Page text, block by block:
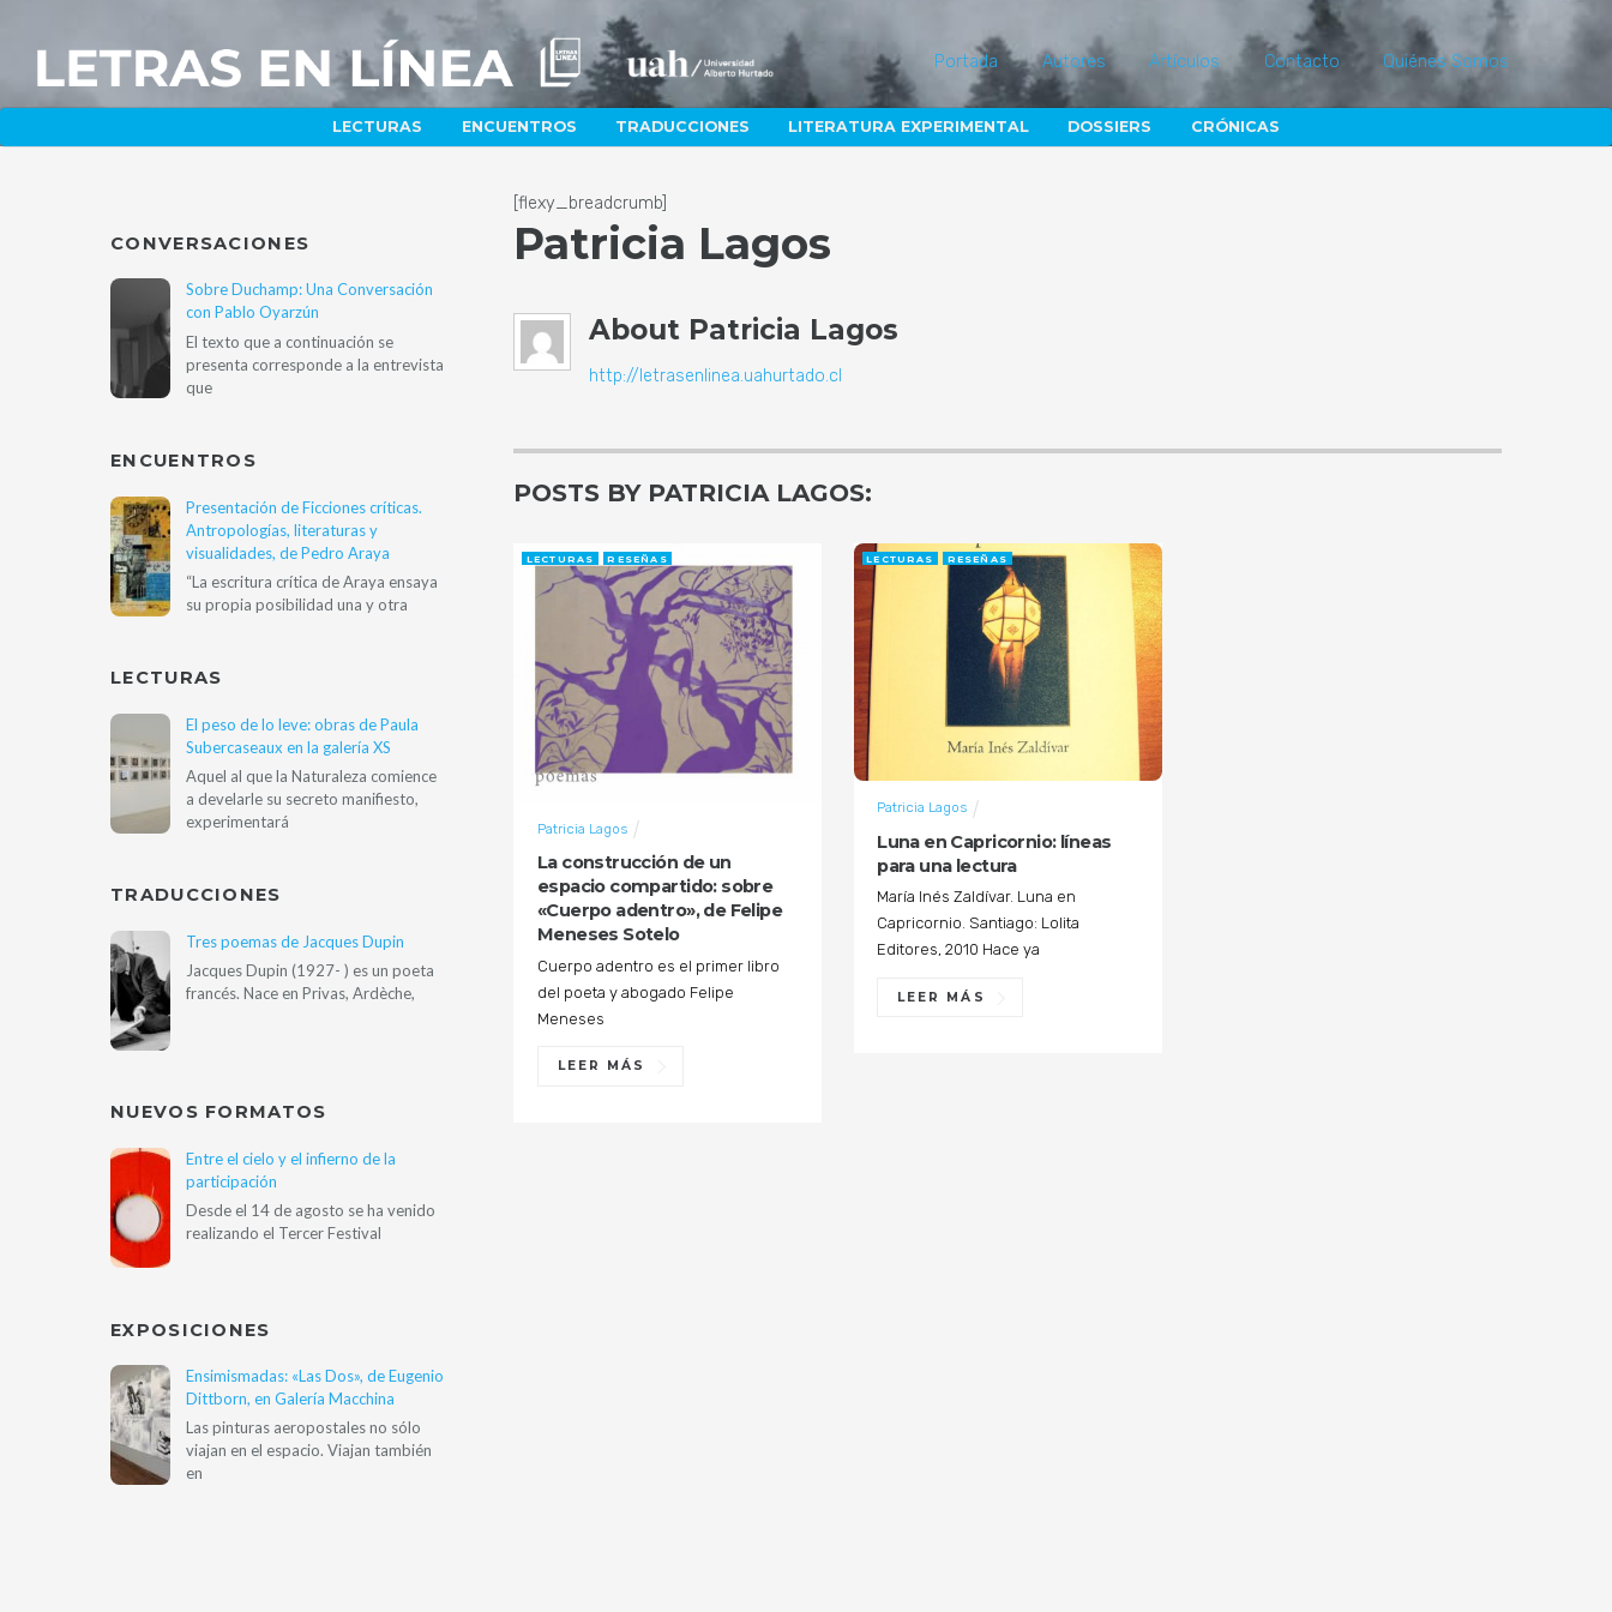
Portada Autores Artículos Contacto Quiénes Somos
LECTURAS ENCUENTROS TRADUCCIONES LITERATURA EXPERIMENTAL DOSSIERS CRÓNICAS
[flexy_breadcrumb]
Patricia Lagos
About Patricia Lagos
http://letrasenlinea.uahurtado.cl
POSTS BY PATRICIA LAGOS:
La construcción de un
espacio compartido: sobre
«Cuerpo adentro», de Felipe
Meneses Sotelo
Patricia Lagos
LECTURAS RESEÑAS
Cuerpo adentro es el primer libro
del poeta y abogado Felipe
Meneses
LEER MÁS
Luna en Capricornio: líneas
para una lectura
Patricia Lagos
LECTURAS RESEÑAS
María Inés Zaldívar. Luna en
Capricornio. Santiago: Lolita
Editores, 2010 Hace ya
LEER MÁS
CONVERSACIONES
Sobre Duchamp: Una Conversación
con Pablo Oyarzún
El texto que a continuación se
presenta corresponde a la entrevista
que
ENCUENTROS
Presentación de Ficciones críticas.
Antropologías, literaturas y
visualidades, de Pedro Araya
“La escritura crítica de Araya ensaya
su propia posibilidad una y otra
LECTURAS
El peso de lo leve: obras de Paula
Subercaseaux en la galería XS
Aquel al que la Naturaleza comience
a develarle su secreto manifiesto,
experimentará
TRADUCCIONES
Tres poemas de Jacques Dupin
Jacques Dupin (1927- ) es un poeta
francés. Nace en Privas, Ardèche,
NUEVOS FORMATOS
Entre el cielo y el infierno de la
participación
Desde el 14 de agosto se ha venido
realizando el Tercer Festival
EXPOSICIONES
Ensimismadas: «Las Dos», de Eugenio
Dittborn, en Galería Macchina
Las pinturas aeropostales no sólo
viajan en el espacio. Viajan también
en